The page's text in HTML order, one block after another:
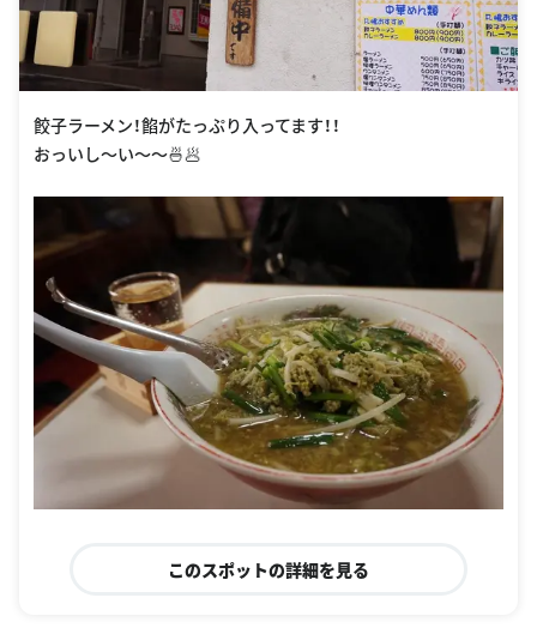
餃子ラーメン！餡がたっぷり入ってます！！
おっいし〜い〜〜🍜🥟
このスポットの詳細を見る